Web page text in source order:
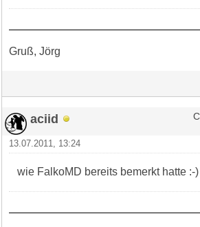
Gruß, Jörg
aciid
13.07.2011, 13:24
wie FalkoMD bereits bemerkt hatte :-)